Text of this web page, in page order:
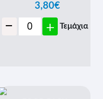
3,80€
- + Τεμάχια